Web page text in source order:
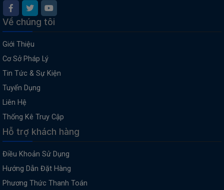
Về chúng tôi
Giới Thiệu
Cơ Sở Pháp Lý
Tin Tức & Sự Kiện
Tuyển Dụng
Liên Hệ
Thống Kê Truy Cập
Hỗ trợ khách hàng
Điều Khoản Sử Dụng
Hướng Dẫn Đặt Hàng
Phương Thức Thanh Toán